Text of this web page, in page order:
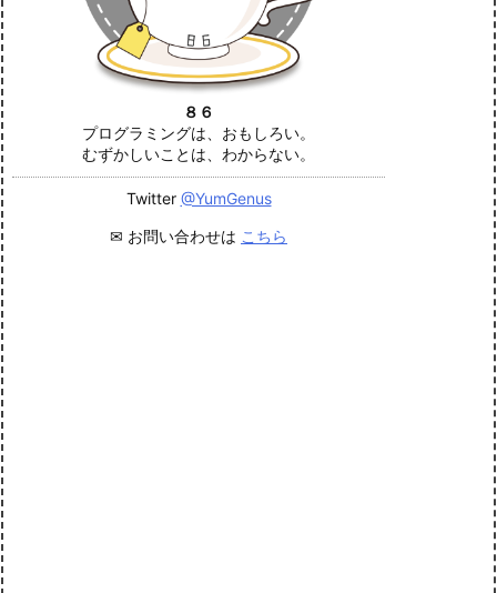
８６
プログラミングは、おもしろい。
むずかしいことは、わからない。
Twitter @YumGenus
✉ お問い合わせは こちら